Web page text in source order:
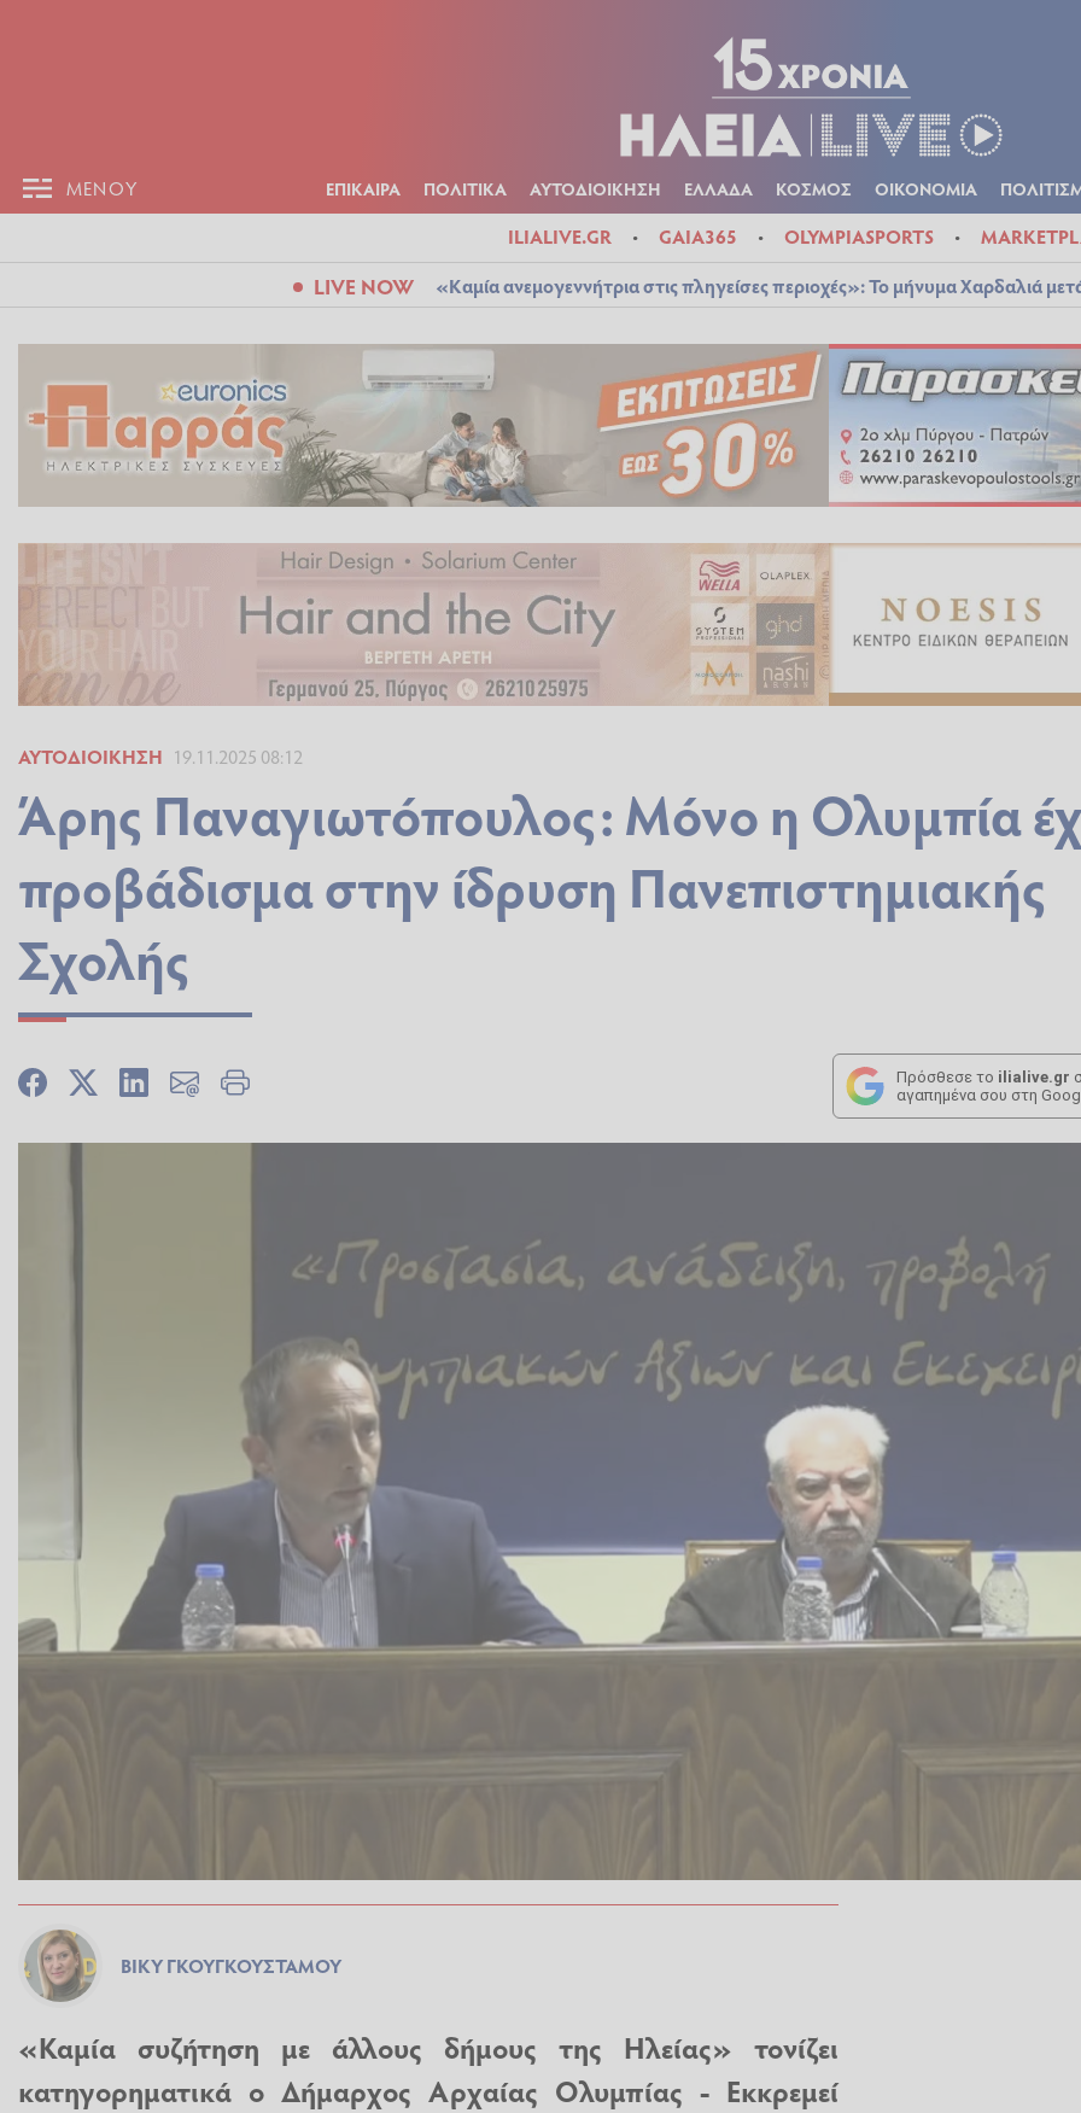
ΜΕΝΟΥ ΕΠΙΚΑΙΡΑ ΠΟΛΙΤΙΚΑ ΑΥΤΟΔΙΟΙΚΗΣΗ ΕΛΛΑΔΑ ΚΟΣΜΟΣ ΟΙΚΟΝΟΜΙΑ
ILIALIVE.GR GAIA365 OLYMPIASPORTS
LIVE NOW «Καμία ανεμογεννήτρια στις πληγείσες περιοχές»: Το μήνυμα Χαρδαλιά
ΑΥΤΟΔΙΟΊΚΗΣΗ 19.11.2025 08:12
Άρης Παναγιωτόπουλος: Μόνο η Ολυμπία
προβάδισμα στην ίδρυση Πανεπιστημιακής
Σχολής
Πρόσθεσε το ilialive.gr
αγαπημένα σου στη
ΒΊΚΥ ΓΚΟΥΓΚΟΥΣΤΆΜΟΥ
«Καμία συζήτηση με άλλους δήμους της Ηλείας» τονίζει
κατηγορηματικά ο Δήμαρχος Αρχαίας Ολυμπίας - Εκκρεμεί